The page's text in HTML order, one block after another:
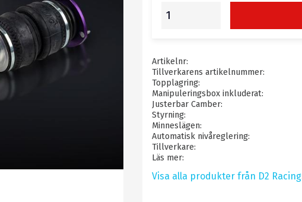
Artikelnr
Tillverkarens artikelnummer
Topplagring
Manipuleringsbox inkluderat
Justerbar Camber
Styrning
Minneslägen
Automatisk nivåreglering
Tillverkare
Läs mer
Visa alla produkter från D2